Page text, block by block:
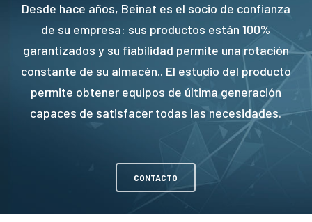
Desde hace años, Beinat es el socio de confianza
de su empresa: sus productos están 100%
garantizados y su fiabilidad permite una rotación
constante de su almacén.. El estudio del producto
permite obtener equipos de última generación
capaces de satisfacer todas las necesidades.
CONTACTO